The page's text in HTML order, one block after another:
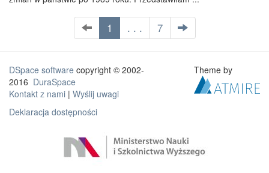
1 . . . 7
DSpace software copyright © 2002-
2016 DuraSpace
Kontakt z nami | Wyślij uwagi
Deklaracja dostępności
Theme by